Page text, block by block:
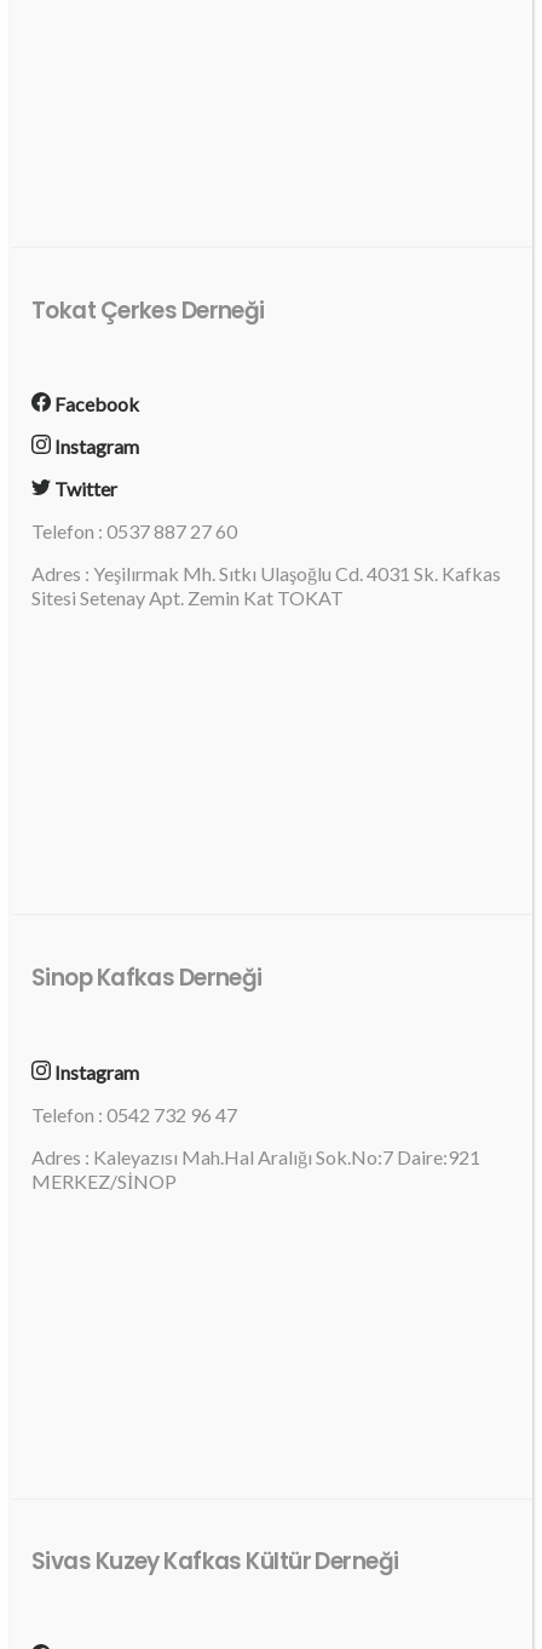
Tokat Çerkes Derneği
Facebook
Instagram
Twitter
Telefon : 0537 887 27 60
Adres : Yeşilırmak Mh. Sıtkı Ulaşoğlu Cd. 4031 Sk. Kafkas
Sitesi Setenay Apt. Zemin Kat TOKAT
Sinop Kafkas Derneği
Instagram
Telefon : 0542 732 96 47
Adres : Kaleyazısı Mah.Hal Aralığı Sok.No:7 Daire:921
MERKEZ/SİNOP
Sivas Kuzey Kafkas Kültür Derneği